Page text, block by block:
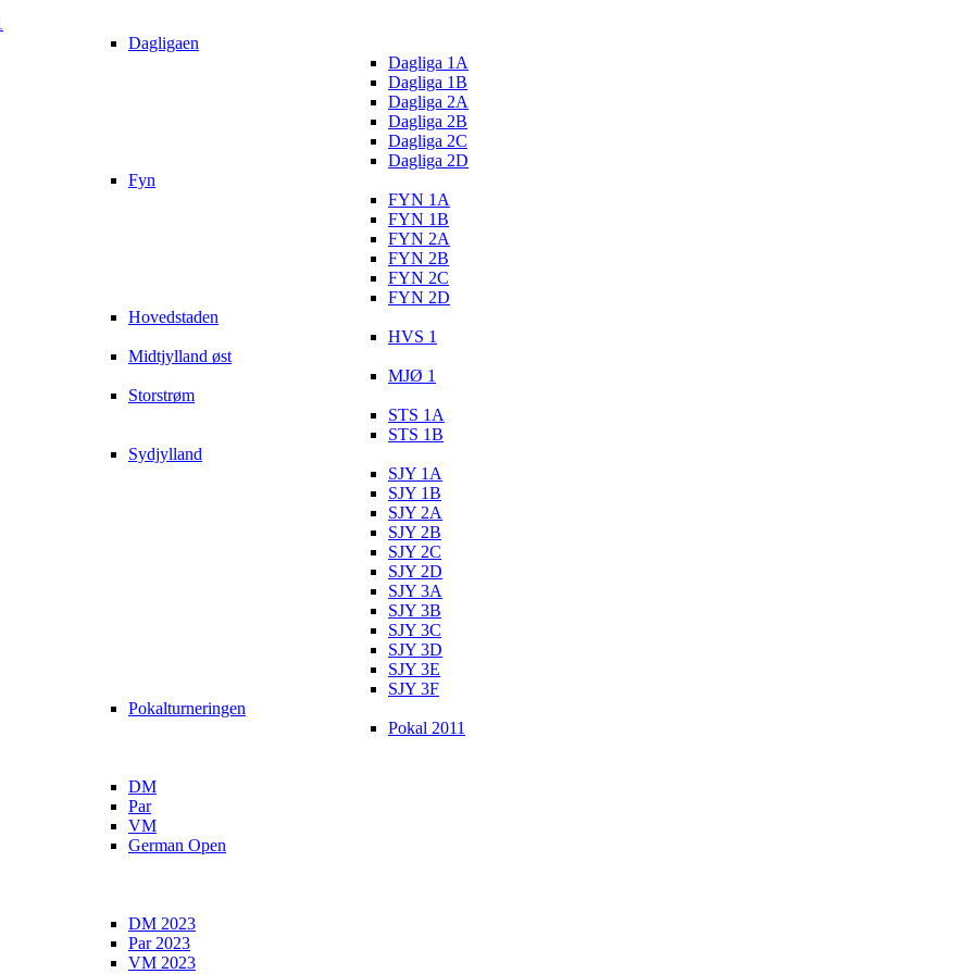
Dagligaen
Dagliga 1A
Dagliga 1B
Dagliga 2A
Dagliga 2B
Dagliga 2C
Dagliga 2D
Fyn
FYN 1A
FYN 1B
FYN 2A
FYN 2B
FYN 2C
FYN 2D
Hovedstaden
HVS 1
Midtjylland øst
MJØ 1
Storstrøm
STS 1A
STS 1B
Sydjylland
SJY 1A
SJY 1B
SJY 2A
SJY 2B
SJY 2C
SJY 2D
SJY 3A
SJY 3B
SJY 3C
SJY 3D
SJY 3E
SJY 3F
Pokalturneringen
Pokal 2011
DM
Par
VM
German Open
DM 2023
Par 2023
VM 2023